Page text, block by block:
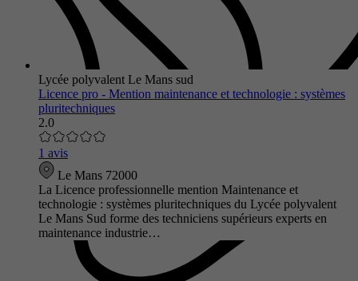
Lycée polyvalent Le Mans sud
Licence pro - Mention maintenance et technologie : systèmes
pluritechniques
2.0
1 avis
Le Mans 72000
La Licence professionnelle mention Maintenance et
technologie : systèmes pluritechniques du Lycée polyvalent
Le Mans Sud forme des techniciens supérieurs experts en
maintenance industrie…